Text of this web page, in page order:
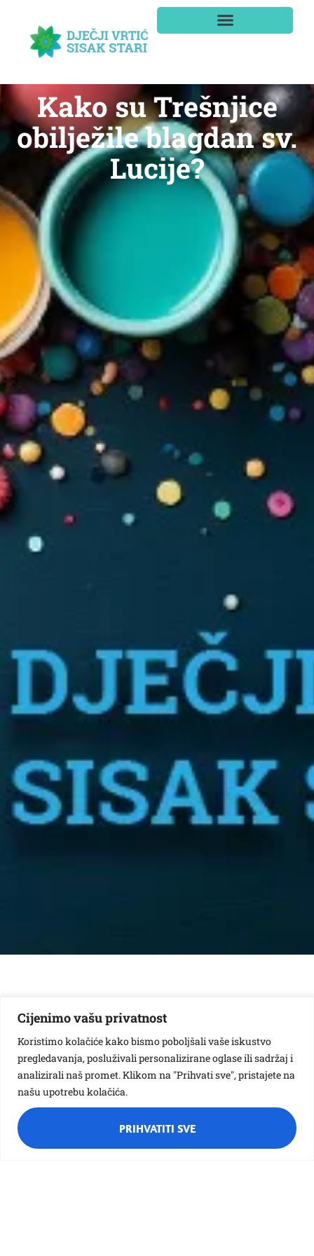
Cijenimo vašu privatnost
Koristimo kolačiće kako bismo poboljšali vaše iskustvo
pregledavanja, posluživali personalizirane oglase ili sadržaj i
analizirali naš promet. Klikom na "Prihvati sve", pristajete na
našu upotrebu kolačića.
PRIHVATITI SVE
Kako su Trešnjice
obilježile blagdan sv.
Lucije?